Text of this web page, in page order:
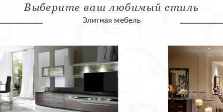
Выберите ваш любимый стиль
Элитная мебель